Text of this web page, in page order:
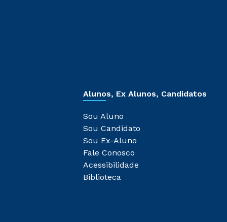
Alunos, Ex Alunos, Candidatos
Sou Aluno
Sou Candidato
Sou Ex-Aluno
Fale Conosco
Acessibilidade
Biblioteca